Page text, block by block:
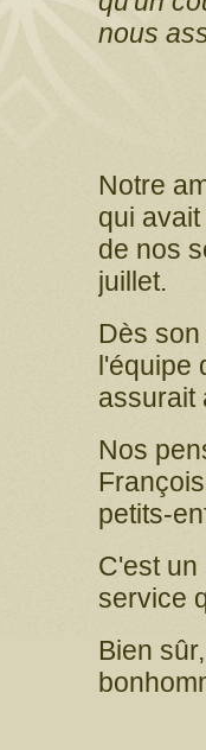
nous
Notre
qui
de nos
juillet.
Dès
l'équipe
assurait
Nos
petits-
C'est un
service
Bien